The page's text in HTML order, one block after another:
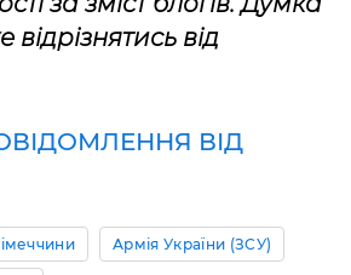
відрізнятись від
ВІД
Армія України (ЗСУ)